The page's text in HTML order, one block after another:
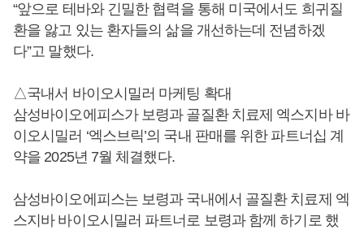
“앞으로 테바와 긴밀한 협력을 통해 미국에서도 희귀질
환을 앓고 있는 환자들의 삶을 개선하는데 전념하겠
다”고 말했다.
△국내서 바이오시밀러 마케팅 확대
삼성바이오에피스가 보령과 골질환 치료제 엑스지바 바
이오시밀러 ‘엑스브릭’의 국내 판매를 위한 파트너십 계
약을 2025년 7월 체결했다.
삼성바이오에피스는 보령과 국내에서 골질환 치료제 엑
스지바 바이오시밀러 파트너로 보령과 함께 하기로 했